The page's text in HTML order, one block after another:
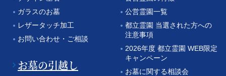
ガラスのお墓
レザータッチ加工
お問い合わせ・ご相談
お墓の引越し
公営霊園一覧
都立霊園 当選された方への
注意事項
2026年度 都立霊園 WEB限定
キャンペーン
お墓に関する相談会